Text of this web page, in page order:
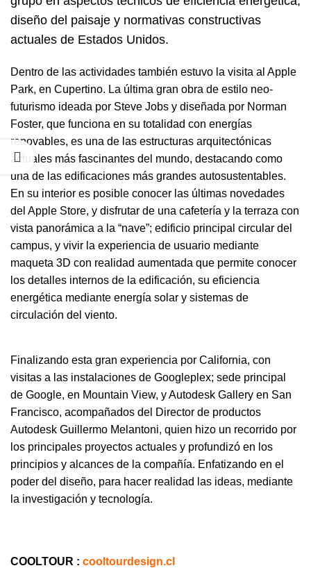
diseño del paisaje y normativas constructivas
actuales de Estados Unidos.
Dentro de las actividades también estuvo la visita al Apple
Park, en Cupertino. La última gran obra de estilo neo-
futurismo ideada por Steve Jobs y diseñada por Norman
Foster, que funciona en su totalidad con energías
renovables, es una de las estructuras arquitectónicas
actuales más fascinantes del mundo, destacando como
una de las edificaciones más grandes autosustentables.
En su interior es posible conocer las últimas novedades
del Apple Store, y disfrutar de una cafetería y la terraza con
vista panorámica a la “nave”; edificio principal circular del
campus, y vivir la experiencia de usuario mediante
maqueta 3D con realidad aumentada que permite conocer
los detalles internos de la edificación, su eficiencia
energética mediante energía solar y sistemas de
circulación del viento.
Finalizando esta gran experiencia por California, con
visitas a las instalaciones de Googleplex; sede principal
de Google, en Mountain View, y Autodesk Gallery en San
Francisco, acompañados del Director de productos
Autodesk Guillermo Melantoni, quien hizo un recorrido por
los principales proyectos actuales y profundizó en los
principios y alcances de la compañía. Enfatizando en el
poder del diseño, para hacer realidad las ideas, mediante
la investigación y tecnología.
COOLTOUR : cooltourdesign.cl